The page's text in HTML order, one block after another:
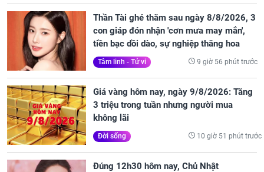
Thần Tài ghé thăm sau ngày 8/8/2026, 3
con giáp đón nhận 'cơn mưa may mắn',
tiền bạc dồi dào, sự nghiệp thăng hoa
Tâm linh - Tử vi 9 giờ 56 phút trước
Giá vàng hôm nay, ngày 9/8/2026: Tăng
3 triệu trong tuần nhưng người mua
không lãi
Đời sống 10 giờ 51 phút trước
Đúng 12h30 hôm nay, Chủ Nhật